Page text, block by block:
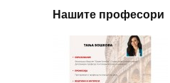
Нашите професори